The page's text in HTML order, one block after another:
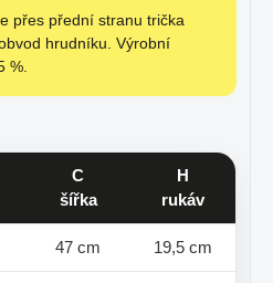
přes přední stranu trička
hrudníku. Výrobní
%.
C
šířka
H
rukáv
47 cm 19,5 cm